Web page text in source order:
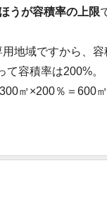
うが容積率の上限
地域ですから、容
容積率は200%。
㎡×200％＝600㎡